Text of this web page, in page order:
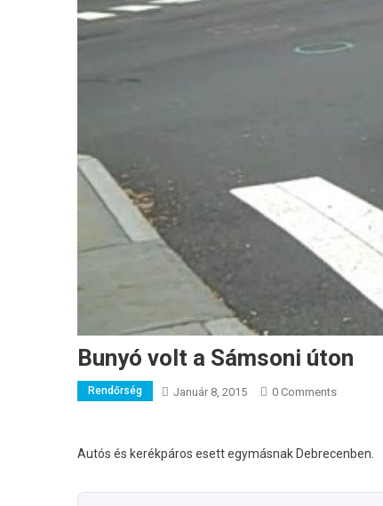
Bunyó volt a Sámsoni úton
Rendőrség Január 8, 2015 0 Comments
Autós és kerékpáros esett egymásnak Debrecenben.